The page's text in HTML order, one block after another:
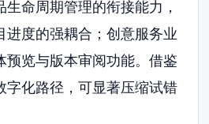
命周期管理的衔接能力，
进度的强耦合；创意服务业
预览与版本审阅功能。借鉴
字化路径，可显著压缩试错